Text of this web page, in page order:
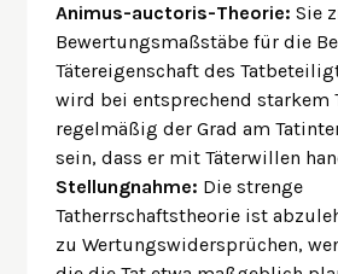
Animus-auctoris-Theorie: Sie
Bewertungsmaßstäbe für die
Tätereigenschaft des
wird bei entsprechend starkem
regelmäßig der Grad am
sein, dass er mit Täterwillen
Stellungnahme: Die strenge
Tatherrschaftstheorie ist
zu Wertungswidersprüchen,